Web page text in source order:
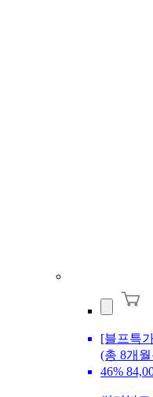
[블프특
(총 8개
46%